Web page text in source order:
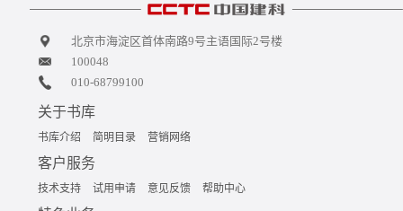
北京市海淀区首体南路9号主语国际2号楼
100048
010-68799100
关于书库
书库介绍 简明目录 营销网络
客户服务
技术支持 试用申请 意见反馈 帮助中心